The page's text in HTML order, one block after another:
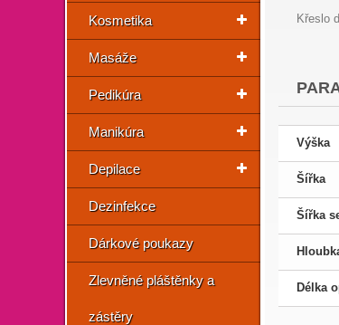
Kosmetika
Masáže
Pedikúra
Manikúra
Depilace
Dezinfekce
Dárkové poukazy
Zlevněné pláštěnky a
zástěry
Křeslo
Výška
Šířka
Šířka
Délka